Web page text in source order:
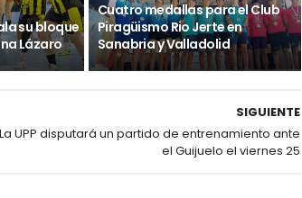
su bloque
Lázaro
Cuatro medallas para el Club
Piragüismo Rio Jerte en
Sanabria y Valladolid
SIGUIENTE
La UPP disputará un partido de entrenamiento ante
el Guijuelo el viernes 25